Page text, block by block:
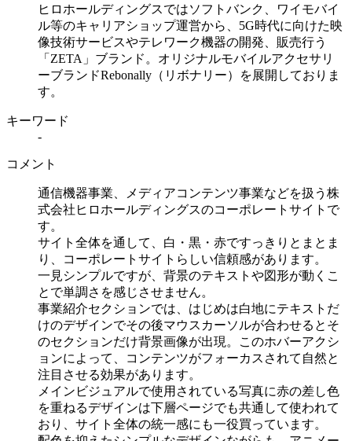
ヒロホールディングスではソフトバンク、ワイモバイ
ル等のキャリアショップ運営から、5G時代に向けた映
像技術サービスやテレワーク機器の開発、販売行う
「ZETA」ブランド。オリジナルモバイルアクセサリ
ーブランドRebonally（リボナリー）を展開しておりま
す。
キーワード
-
コメント
通信機器事業、メディアコンテンツ事業などを扱う株
式会社ヒロホールディングスのコーポレートサイトで
す。
サイト全体を通して、白・黒・赤ですっきりとまとま
り、コーポレートサイトらしい信頼感があります。
一見シンプルですが、背景のテキストや図形が動くこ
とで単調さを感じさせません。
事業紹介セクションでは、はじめは白地にテキストだ
けのデザインでその後マウスカーソルが合わせるとそ
のセクションだけ背景画像が出現。このホバーアクシ
ョンによって、コンテンツがフォーカスされて自然と
注目させる効果があります。
メインビジュアルで使用されている写真に赤の差し色
を重ねるデザインは下層ページでも共通して使われて
おり、サイト全体の統一感にも一役買っています。